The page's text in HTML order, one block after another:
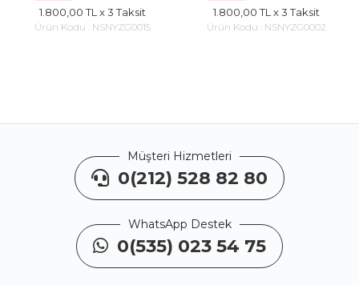
1.800,00 TLx 3 Taksit
Ürün Kodu : NSNYZG0015
1.800,00 TLx 3 Taksit
Ürün Kodu : NSNYZG0002
Müşteri Hizmetleri
0(212) 528 82 80
WhatsApp Destek
0(535) 023 54 75